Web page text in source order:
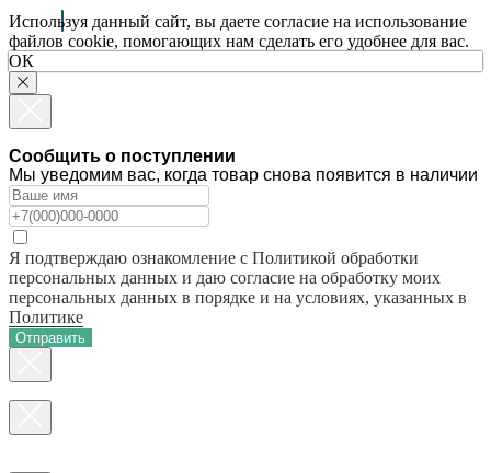
Используя данный сайт, вы даете согласие на использование
файлов cookie, помогающих нам сделать его удобнее для вас.
ОК
Сообщить о поступлении
Мы уведомим вас, когда товар снова появится в наличии
Я подтверждаю ознакомление с Политикой обработки
персональных данных и даю согласие на обработку моих
персональных данных в порядке и на условиях, указанных в
Политике
Отправить